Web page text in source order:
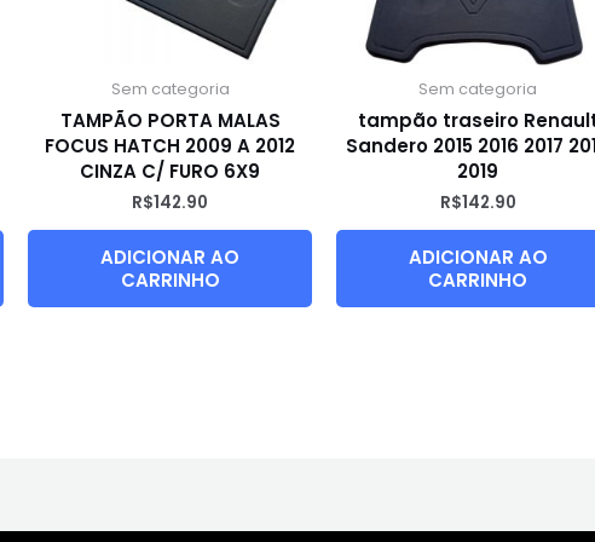
Sem categoria
TAMPÃO PORTA MALAS
FOCUS HATCH 2009 A 2012
CINZA C/ FURO 6X9
R$142.90
ADICIONAR AO
CARRINHO
Sem categoria
tampão traseiro
Sandero 2015 2016 2017
2019
R$142.90
ADICIONAR AO
CARRINHO